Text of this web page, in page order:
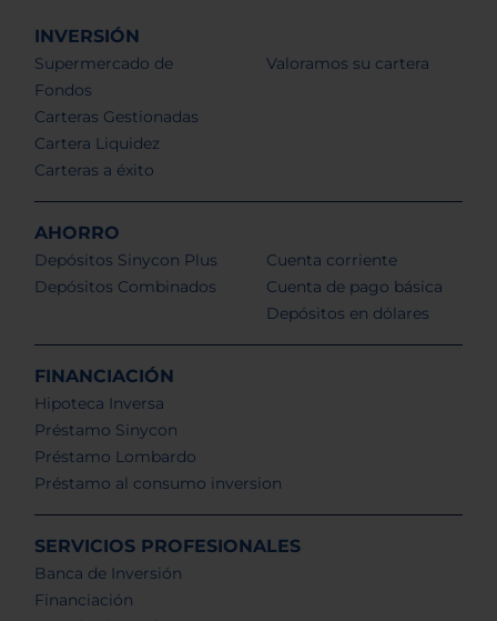
INVERSIÓN
Supermercado de
Fondos
Carteras Gestionadas
Cartera Liquidez
Carteras a éxito
Valoramos su cartera
AHORRO
Depósitos Sinycon Plus
Depósitos Combinados
Cuenta corriente
Cuenta de pago básica
Depósitos en dólares
FINANCIACIÓN
Hipoteca Inversa
Préstamo Sinycon
Préstamo Lombardo
Préstamo al consumo inversion
SERVICIOS PROFESIONALES
Banca de Inversión
Financiación